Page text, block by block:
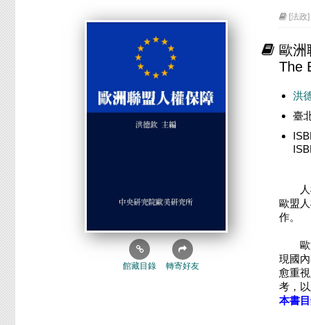
館藏目錄 轉寄好友
[法政
歐洲
The
洪
臺
歐盟
作。
歐洲
現國
愈重
考，
本書